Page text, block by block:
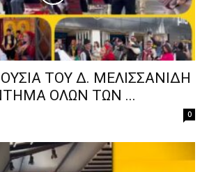
ΤΟΥ Δ. ΜΕΛΙΣΣΑΝΙΔΗ
ΟΛΩΝ ΤΩΝ ...
0